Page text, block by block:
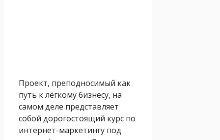
Проект, преподносимый как
путь к лёгкому бизнесу, на
самом деле представляет
собой дорогостоящий курс по
интернет-маркетингу под